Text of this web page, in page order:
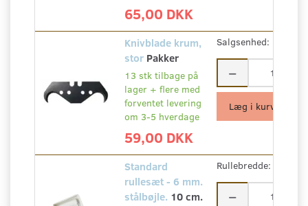
65,00 DKK
Knivblade krum,
stor Pakker
13 stk tilbage på
lager + flere med
forventet levering
om 3-5 hverdage
59,00 DKK
Salgsenhed:
Læg i kurv
Standard
rullesæt - 6 mm.
stålbøjle. 10 cm.
Rullebredde: